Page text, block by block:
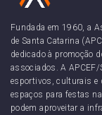
Fundada em 1960, a
de Santa Catarina
dedicado à promoção
associados. A APCEF/
esportivos, culturais e
espaços para festas
podem aproveitar a